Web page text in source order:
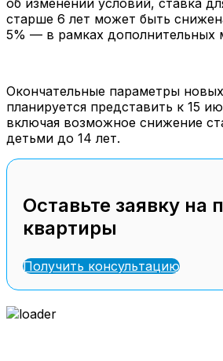
об изменении условий, ставка
старше 6 лет может быть
5% — в рамках дополнительных
Окончательные параметры
планируется представить к 15
включая возможное снижение
детьми до 14 лет.
Оставьте заявку на
квартиры
Получить консультацию